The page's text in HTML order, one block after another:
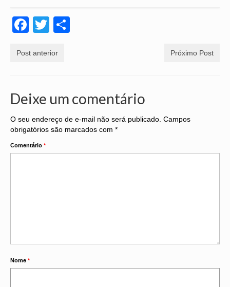
CONVENÇÕES
CONVÊNIOS
HOMOLOGAÇÃO
NOTÍCIAS
GALERIA DE FOTOS
PERGUNTAS FREQUENTES
Facebook
Twitter
Post anterior Próximo Post
Deixe um comentário
O seu endereço de e-mail não será publicado. Campos
obrigatórios são marcados com *
Comentário *
Nome *